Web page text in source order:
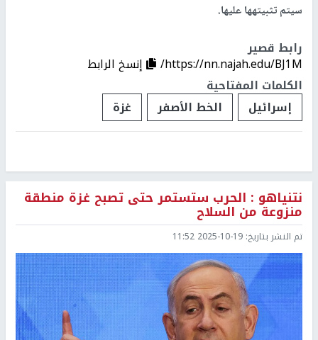
سيتم تثبيتهها عليها.
رابط قصير
https://nn.najah.edu/BJ1M/
إنسخ الرابط
الكلمات المفتاحية
إسرائيل
الخط الأصفر غزة
نتنياهو : الحرب ستستمر حتى تصبح غزة منطقة
منزوعة من السلاح
تم النشر بتاريخ: 2025-10-19 11:52